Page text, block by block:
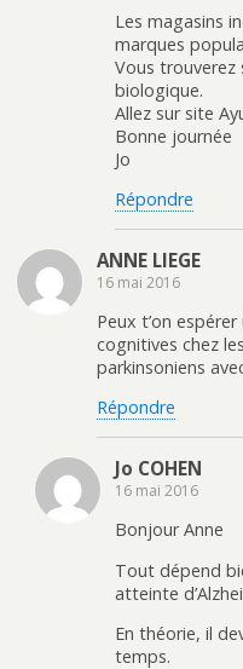
Les magasins
marques
Vous trouverez
biologique.
Allez sur site
Bonne journée
Jo
Répondre
ANNE LIEGE
16 mai 2016
Peux t’on
cognitives chez
parkinsoniens
Répondre
Jo COHEN
16 mai 2016
Bonjour Anne
Tout dépend
atteinte
En théorie, il
temps.